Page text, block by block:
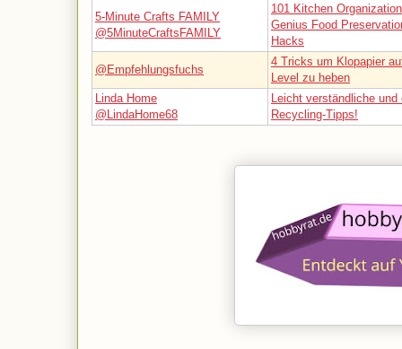
5-Minute Crafts FAMILY
@5MinuteCraftsFAMILY
101 Kitchen
Genius Food
Hacks
@Empfehlungsfuchs
4 Tricks um Klopapier
Level zu heben
Linda Home
@LindaHome68
Leicht verständliche und
Recycling-Tipps!